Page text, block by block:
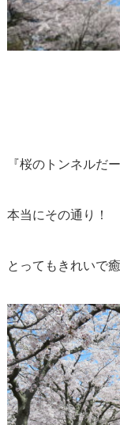
『桜のトンネルだ
本当にその通り！
とってもきれいで